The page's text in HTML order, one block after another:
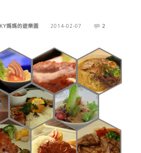
媽媽的遊樂園 2014-02-07 2